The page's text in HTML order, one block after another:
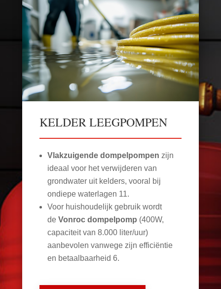
KELDER LEEGPOMPEN
Vlakzuigende dompelpompen zijn
ideaal voor het verwijderen van
grondwater uit kelders, vooral bij
ondiepe waterlagen 11.
Voor huishoudelijk gebruik wordt
de Vonroc dompelpomp (400W,
capaciteit van 8.000 liter/uur)
aanbevolen vanwege zijn efficiëntie
en betaalbaarheid 6.